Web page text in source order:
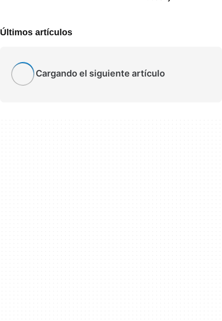
Últimos artículos
Cargando el siguiente artículo